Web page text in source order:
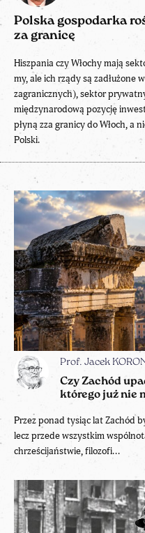
Prof. Jacek
Czy Zachód
którego już nie
Przez ponad tysiąc lat Zachód
lecz przede wszystkim
chrześcijaństwie, filozofi...
Polska gospodarka
za granicę
Hiszpania czy Włochy mają
my, ale ich rządy są zadłużone
zagranicznych), sektor
międzynarodową pozycję
płyną zza granicy do Włoch, a
Polski.